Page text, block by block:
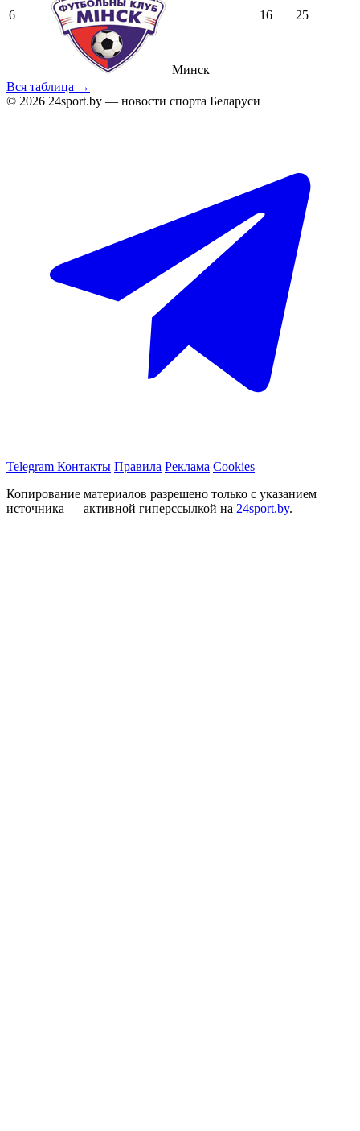
6
Минск
16 25
Вся таблица →
© 2026 24sport.by — новости спорта Беларуси
Telegram Контакты Правила Реклама Cookies
Копирование материалов разрешено только с указанием
источника — активной гиперссылкой на 24sport.by.